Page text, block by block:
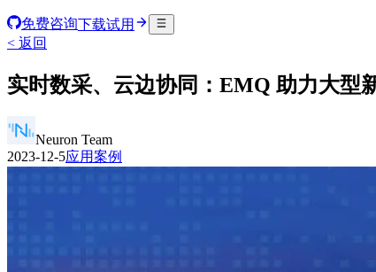
免费咨询下载试用
< 返回
实时数采、云边协同：EMQ 助力大型
Neuron Team
2023-12-5应用案例